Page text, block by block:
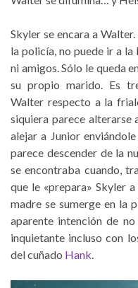
Skyler se encara a
la policía, no puede ir a
ni amigos. Sólo le queda
su propio marido. Es
Walter respecto a la
siquiera parece alterarse
alejar a Junior
parece descender de la
se encontraba cuando,
que le «prepara» Skyler
madre se sumerge en la
aparente intención de
inquietante incluso con
del cuñado Hank